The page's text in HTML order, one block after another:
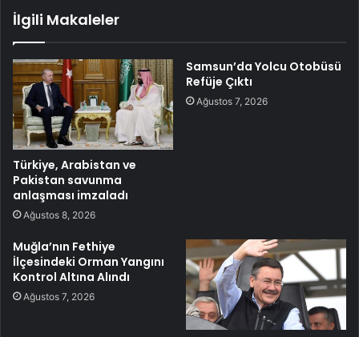
İlgili Makaleler
Türkiye, Arabistan ve
Pakistan savunma
anlaşması imzaladı
Ağustos 8, 2026
Samsun’da Yolcu Otobüsü
Refüje Çıktı
Ağustos 7, 2026
Muğla’nın Fethiye
İlçesindeki Orman Yangını
Kontrol Altına Alındı
Ağustos 7, 2026